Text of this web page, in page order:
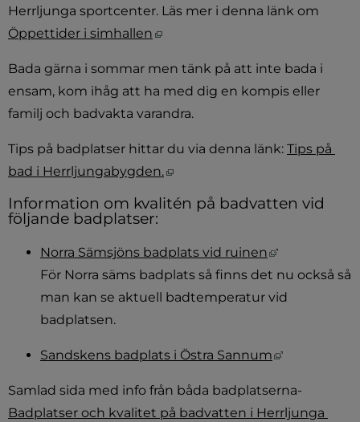
Öppettider i simhallen
Bada gärna i sommar men tänk på att inte bada i
ensam, kom ihåg att ha med dig en kompis eller
familj och badvakta varandra.
Tips på badplatser hittar du via denna länk: Tips på
bad i Herrljungabygden.
Information om kvalitén på badvatten vid
följande badplatser:
Norra Sämsjöns badplats vid ruinen
Länk till
För Norra säms badplats så finns det nu också så
man kan se aktuell badtemperatur vid
badplatsen.
Sandskens badplats i Östra Sannum Länk till
Badplatser och kvalitet på badvatten i Herrljunga